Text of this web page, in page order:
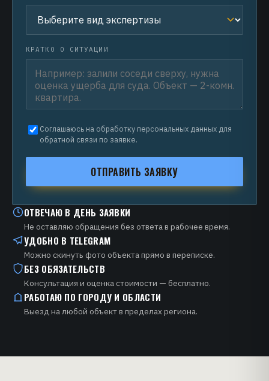
КРАТКО О СИТУАЦИИ
Соглашаюсь на обработку персональных данных для
обратной связи по заявке.
ОТПРАВИТЬ ЗАЯВКУ
ОТВЕЧАЮ В ДЕНЬ ЗАЯВКИ
Не оставляю обращения без ответа в рабочее время.
УДОБНО В TELEGRAM
Можно скинуть фото объекта прямо в переписке.
БЕЗ ОБЯЗАТЕЛЬСТВ
Консультация и оценка стоимости — бесплатно.
РАБОТАЮ ПО ГОРОДУ И ОБЛАСТИ
Выезд на любой объект в пределах региона.